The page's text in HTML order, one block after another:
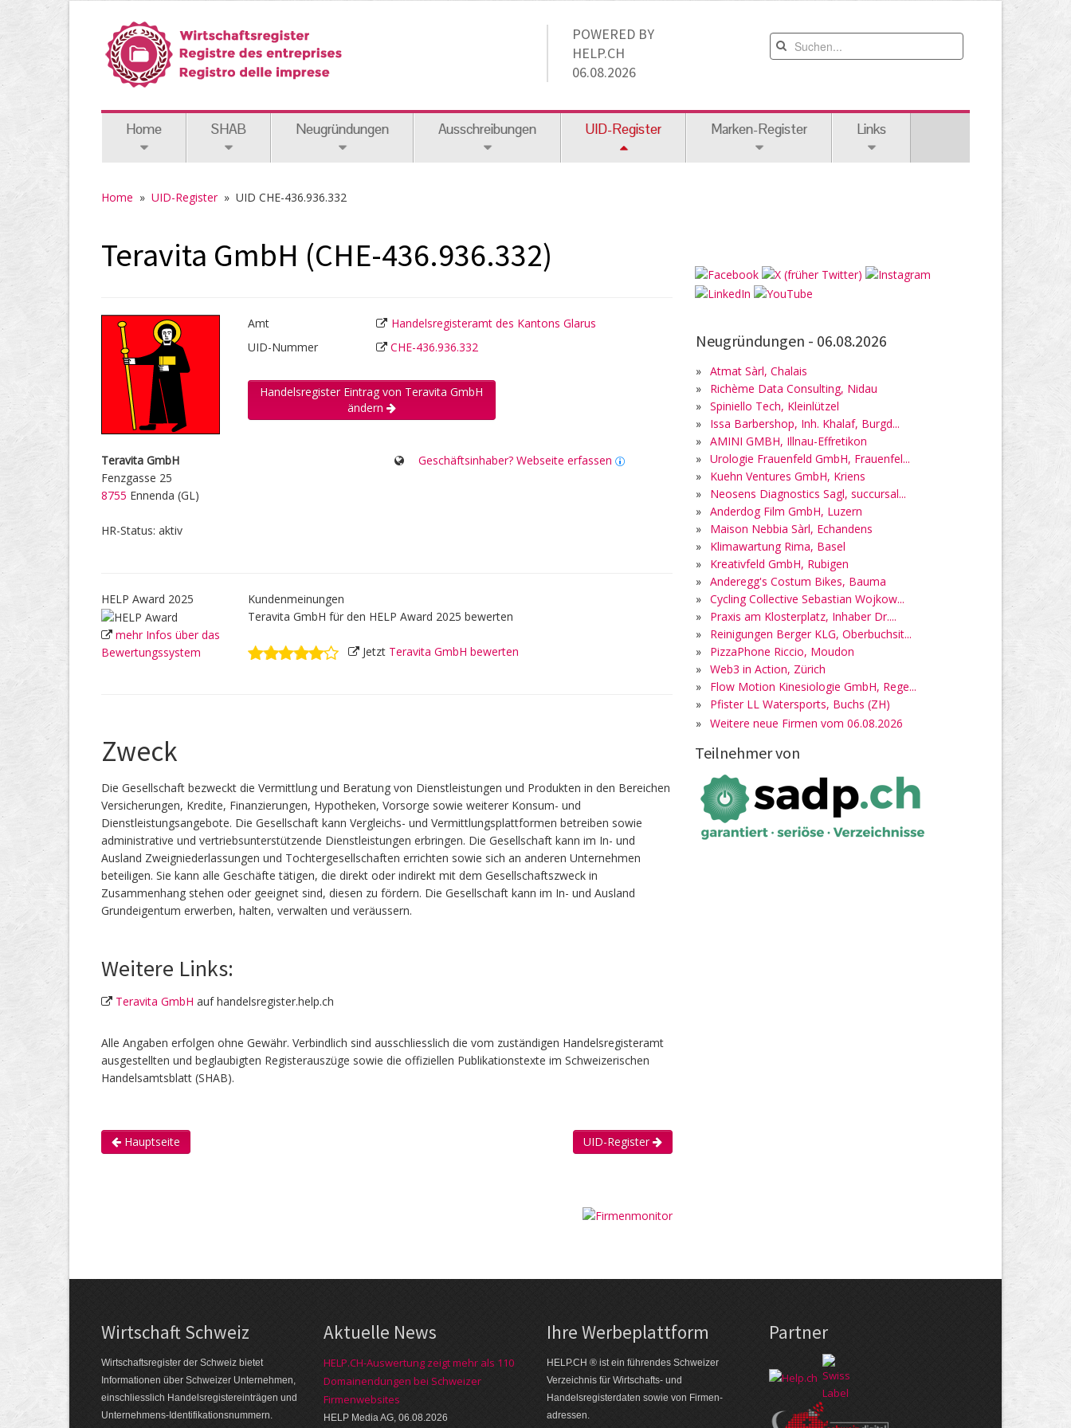
POWERED BY
HELP.CH
06.08.2026
Home SHAB Neugründungen Ausschreibungen UID-Register Marken-Register Links
Home » UID-Register» UID CHE-436.936.332
Teravita GmbH (CHE-436.936.332)
Amt
Handelsregisteramt des Kantons Glarus
UID-Nummer
CHE-436.936.332
Handelsregister Eintrag von Teravita GmbH
ändern
Teravita GmbH
Fenzgasse 25
8755 Ennenda (GL)
HR-Status: aktiv
Geschäftsinhaber? Webseite erfassen
HELP Award 2025
mehr Infos über das
Bewertungssystem
Kundenmeinungen
Teravita GmbH für den HELP Award 2025 bewerten
Jetzt Teravita GmbH bewerten
Zweck
Die Gesellschaft bezweckt die Vermittlung und Beratung von Dienstleistungen und Produkten in den Bereichen
Versicherungen, Kredite, Finanzierungen, Hypotheken, Vorsorge sowie weiterer Konsum- und
Dienstleistungsangebote. Die Gesellschaft kann Vergleichs- und Vermittlungsplattformen betreiben sowie
administrative und vertriebsunterstützende Dienstleistungen erbringen. Die Gesellschaft kann im In- und
Ausland Zweigniederlassungen und Tochtergesellschaften errichten sowie sich an anderen Unternehmen
beteiligen. Sie kann alle Geschäfte tätigen, die direkt oder indirekt mit dem Gesellschaftszweck in
Zusammenhang stehen oder geeignet sind, diesen zu fördern. Die Gesellschaft kann im In- und Ausland
Grundeigentum erwerben, halten, verwalten und veräussern.
Weitere Links:
Teravita GmbH auf handelsregister.help.ch
Alle Angaben erfolgen ohne Gewähr. Verbindlich sind ausschliesslich die vom zuständigen Handelsregisteramt
ausgestellten und beglaubigten Registerauszüge sowie die offiziellen Publikationstexte im Schweizerischen
Handelsamtsblatt (SHAB).
Hauptseite UID-Register
Neugründungen - 06.08.2026
» Atmat Sàrl, Chalais
»
Richème Data Consulting, Nidau
» Spiniello Tech, Kleinlützel
»
Issa Barbershop, Inh. Khalaf, Burgd...
» AMINI GMBH, Illnau-Effretikon
» Urologie Frauenfeld GmbH, Frauenfel...
»
Kuehn Ventures GmbH, Kriens
»
Neosens Diagnostics Sagl, succursal...
» Anderdog Film GmbH, Luzern
»
Maison Nebbia Sàrl, Echandens
»
Klimawartung Rima, Basel
»
Kreativfeld GmbH, Rubigen
» Anderegg's Costum Bikes, Bauma
» Cycling Collective Sebastian Wojkow...
»
Praxis am Klosterplatz, Inhaber Dr....
»
Reinigungen Berger KLG, Oberbuchsit...
»
PizzaPhone Riccio, Moudon
» Web3 in Action, Zürich
»
Flow Motion Kinesiologie GmbH, Rege...
»
Pfister LL Watersports, Buchs (ZH)
» Weitere neue Firmen vom 06.08.2026
Teilnehmer von
Wirtschaft Schweiz
Wirtschaftsregister der Schweiz bietet
Informationen über Schweizer Unternehmen,
einschliesslich Handelsregistereinträgen und
Unternehmens-Identifikationsnummern.
Aktuelle News
HELP.CH-Auswertung zeigt mehr als 110
Domainendungen bei Schweizer
Firmenwebsites
HELP Media AG, 06.08.2026
Ihre Werbe­plattform
HELP.CH ® ist ein führendes Schweizer
Verzeichnis für Wirtschafts- und
Handelsregisterdaten sowie von Firmen­
adressen.
Partner